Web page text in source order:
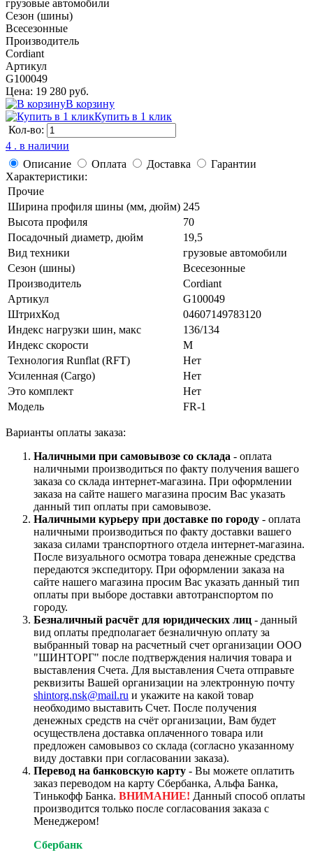
грузовые автомобили
Сезон (шины)
Всесезонные
Производитель
Cordiant
Артикул
G100049
Цена: 19 280 руб.
В корзину
Купить в 1 клик
Кол-во:
4 . в наличии
Описание
Оплата Доставка
Гарантии
Характеристики:
Прочие
Ширина профиля шины (мм, дюйм) 245
Высота профиля
70
Посадочный диаметр, дюйм
19,5
Вид техники
грузовые автомобили
Сезон (шины)
Всесезонные
Производитель
Cordiant
Артикул
G100049
ШтрихКод
04607149783120
Индекс нагрузки шин, макс
136/134
Индекс скорости
M
Технология Runflat (RFT)
Нет
Усиленная (Cargo)
Нет
Это комплект
Нет
Модель
FR-1
Варианты оплаты заказа:
Наличными при самовывозе со склада - оплата
наличными производиться по факту получения вашего
заказа со склада интернет-магазина. При оформлении
заказа на сайте нашего магазина просим Вас указать
данный тип оплаты при самовывозе.
Наличными курьеру при доставке по городу - оплата
наличными производиться по факту доставки вашего
заказа силами транспортного отдела интернет-магазина.
После визуального осмотра товара денежные средства
передаются экспедитору. При оформлении заказа на
сайте нашего магазина просим Вас указать данный тип
оплаты при выборе доставки автотранспортом по
городу.
Безналичный расчёт для юридических лиц - данный
вид оплаты предполагает безналичную оплату за
выбранный товар на расчетный счет организации ООО
"ШИНТОРГ" после подтверждения наличия товара и
выставления Счета. Для выставления Счета отправьте
реквизиты Вашей организации на электронную почту
shintorg.nsk@mail.ru и укажите на какой товар
необходимо выставить Счет. После получения
денежных средств на счёт организации, Вам будет
осуществлена доставка оплаченного товара или
предложен самовывоз со склада (согласно указанному
виду доставки при согласовании заказа).
Перевод на банковскую карту - Вы можете оплатить
заказ переводом на карту Сбербанка, Альфа Банка,
Тинькофф Банка. ВНИМАНИЕ! Данный способ оплаты
производится только после согласования заказа с
Менеджером!
Сбербанк